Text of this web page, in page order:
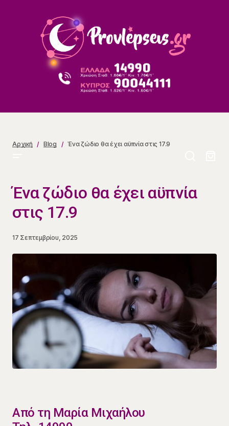
Αρχική Blog Ένα ζώδιο θα έχει αϋπνία στις 17.9
Ένα ζώδιο θα έχει αϋπνία
στις 17.9
17 Σεπτεμβρίου, 2025
​Από τη Μαρία Μιχαήλου